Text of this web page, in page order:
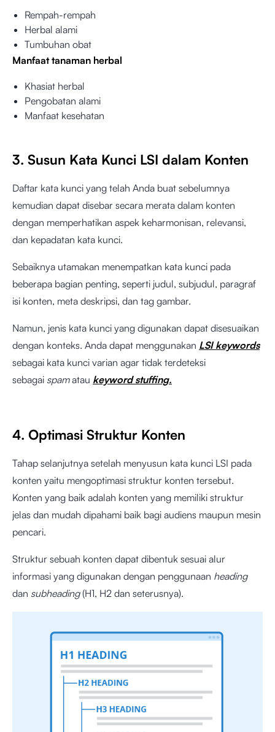
Rempah-rempah
Herbal alami
Tumbuhan obat
Manfaat tanaman herbal
Khasiat herbal
Pengobatan alami
Manfaat kesehatan
3. Susun Kata Kunci LSI dalam Konten
Daftar kata kunci yang telah Anda buat sebelumnya
kemudian dapat disebar secara merata dalam konten
dengan memperhatikan aspek keharmonisan, relevansi,
dan kepadatan kata kunci.
Sebaiknya utamakan menempatkan kata kunci pada
beberapa bagian penting, seperti judul, subjudul, paragraf
isi konten, meta deskripsi, dan tag gambar.
Namun, jenis kata kunci yang digunakan dapat disesuaikan
dengan konteks. Anda dapat menggunakan LSI keywords
sebagai kata kunci varian agar tidak terdeteksi
sebagai spamatau keyword stuffing.
4. Optimasi Struktur Konten
Tahap selanjutnya setelah menyusun kata kunci LSI pada
konten yaitu mengoptimasi struktur konten tersebut.
Konten yang baik adalah konten yang memiliki struktur
jelas dan mudah dipahami baik bagi audiens maupun mesin
pencari.
Struktur sebuah konten dapat dibentuk sesuai alur
informasi yang digunakan dengan penggunaan heading
dan subheading(H1, H2 dan seterusnya).